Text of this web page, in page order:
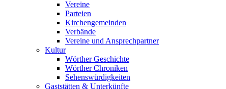
Vereine
Parteien
Kirchengemeinden
Verbände
Vereine und Ansprechpartner
Kultur
Wörther Geschichte
Wörther Chroniken
Sehenswürdigkeiten
Gaststätten & Unterkünfte